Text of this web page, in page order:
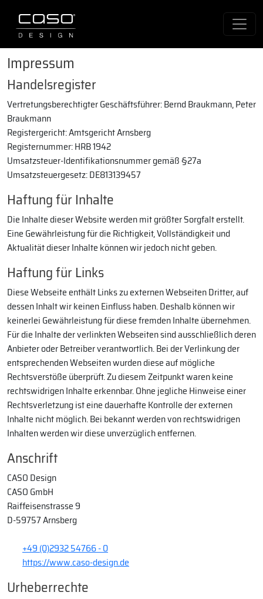
Impressum
Handelsregister
Vertretungsberechtigter Geschäftsführer: Bernd Braukmann, Peter
Braukmann
Registergericht: Amtsgericht Arnsberg
Registernummer: HRB 1942
Umsatzsteuer-Identifikationsnummer gemäß §27a
Umsatzsteuergesetz: DE813139457
Haftung für Inhalte
Die Inhalte dieser Website werden mit größter Sorgfalt erstellt.
Eine Gewährleistung für die Richtigkeit, Vollständigkeit und
Aktualität dieser Inhalte können wir jedoch nicht geben.
Haftung für Links
Diese Webseite enthält Links zu externen Webseiten Dritter, auf
dessen Inhalt wir keinen Einfluss haben. Deshalb können wir
keinerlei Gewährleistung für diese fremden Inhalte übernehmen.
Für die Inhalte der verlinkten Webseiten sind ausschließlich deren
Anbieter oder Betreiber verantwortlich. Bei der Verlinkung der
entsprechenden Webseiten wurden diese auf mögliche
Rechtsverstöße überprüft. Zu diesem Zeitpunkt waren keine
rechtswidrigen Inhalte erkennbar. Ohne jegliche Hinweise einer
Rechtsverletzung ist eine dauerhafte Kontrolle der externen
Inhalte nicht möglich. Bei bekannt werden von rechtswidrigen
Inhalten werden wir diese unverzüglich entfernen.
Anschrift
CASO Design
CASO GmbH
Raiffeisenstrasse 9
D-59757 Arnsberg
+49 (0)2932 54766 - 0
https://www.caso-design.de
Urheberrechte